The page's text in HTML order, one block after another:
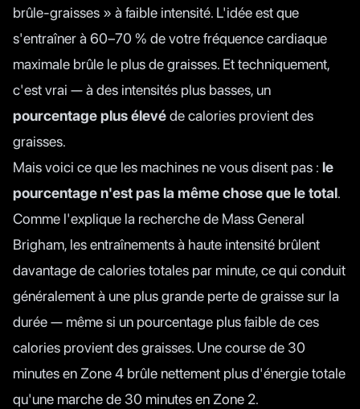
brûle-graisses » à faible intensité. L'idée est que
s'entraîner à 60–70 % de votre fréquence cardiaque
maximale brûle le plus de graisses. Et techniquement,
c'est vrai — à des intensités plus basses, un
pourcentage plus élevéde calories provient des
graisses.
Mais voici ce que les machines ne vous disent pas : le
pourcentage n'est pas la même chose que le total.
Comme l'explique la recherche de Mass General
Brigham, les entraînements à haute intensité brûlent
davantage de calories totales par minute, ce qui conduit
généralement à une plus grande perte de graisse sur la
durée — même si un pourcentage plus faible de ces
calories provient des graisses. Une course de 30
minutes en Zone 4 brûle nettement plus d'énergie totale
qu'une marche de 30 minutes en Zone 2.